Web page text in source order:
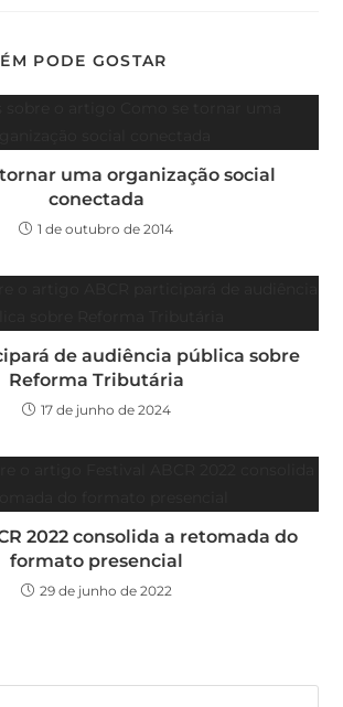
PODE GOSTAR
uma organização social
conectada
1 de outubro de 2014
de audiência pública sobre
Reforma Tributária
17 de junho de 2024
2022 consolida a retomada do
formato presencial
29 de junho de 2022